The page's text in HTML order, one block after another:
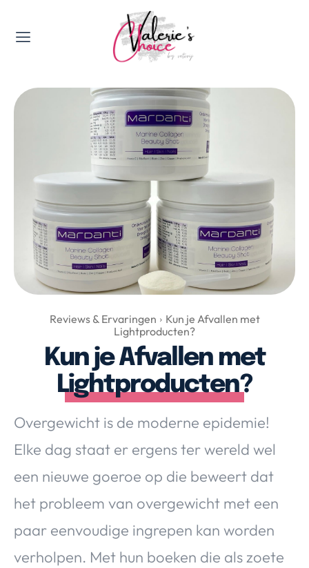
Valerie's Topics
Travel & Culture
Food & Drinks
Happyness & Opmerkelijk
Lifestyle, Sport & Duurzaamheid
Top 5 van Valerie
Health & Beauty
Huis & Tuin
Nieuws & Media
Over Valerie
Over Valerie
De Top 5
Contact
VALERIE'S CHOICE
Food & Drinks Gadgets
Huis & Tuin
Lifestyle
Reviews & Ervaringen
Kun je Afvallen met
Lightproducten?
Kun je Afvallen met
Lightproducten?
Overgewicht is de moderne epidemie!
Elke dag staat er ergens ter wereld wel
een nieuwe goeroe op die beweert dat
het probleem van overgewicht met een
paar eenvoudige ingrepen kan worden
verholpen. Met hun boeken die als zoete